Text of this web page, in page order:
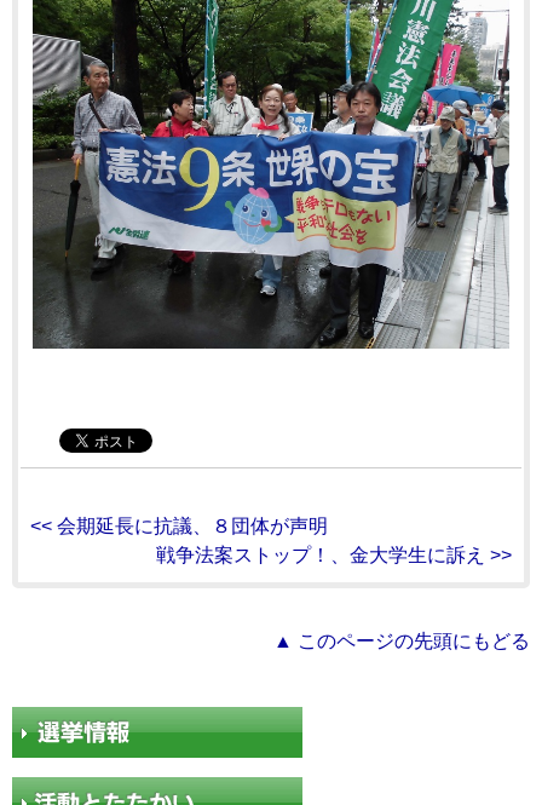
<< 会期延長に抗議、８団体が声明
戦争法案ストップ！、金大学生に訴え >>
▲ このページの先頭にもどる